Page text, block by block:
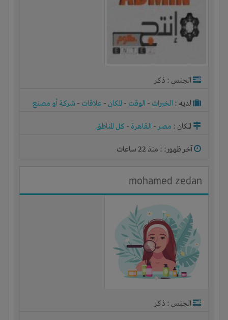
الجنس : ذكر
لديـه : الخبرات - الوقت - المكان - علاقات - شركة أو مصنع
المكان : مصر- القاهرة - كل المناطق
آخر ظهور: : منذ 22 ساعات
mohamed zedan
الجنس : ذكر